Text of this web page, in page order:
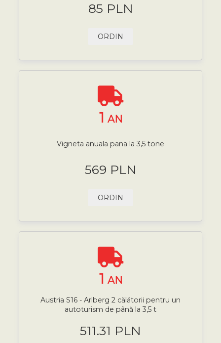
85 PLN
ORDIN
1 AN
Vigneta anuala pana la 3,5 tone
569 PLN
ORDIN
1 AN
Austria S16 - Arlberg 2 călătorii pentru un
autoturism de până la 3,5 t
511.31 PLN